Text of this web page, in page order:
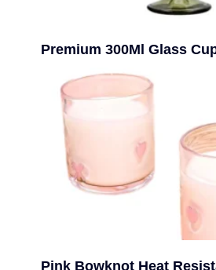
Premium 300Ml Glass
Pink Bowknot Heat